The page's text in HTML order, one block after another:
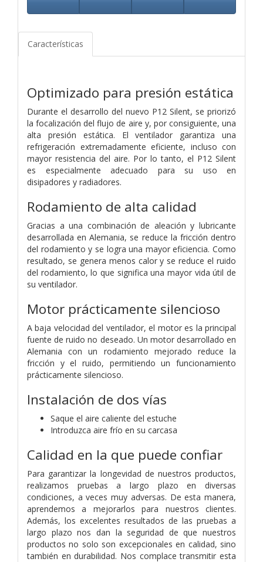
Características
Optimizado para presión estática
Durante el desarrollo del nuevo P12 Silent, se priorizó
la focalización del flujo de aire y, por consiguiente, una
alta presión estática. El ventilador garantiza una
refrigeración extremadamente eficiente, incluso con
mayor resistencia del aire. Por lo tanto, el P12 Silent
es especialmente adecuado para su uso en
disipadores y radiadores.
Rodamiento de alta calidad
Gracias a una combinación de aleación y lubricante
desarrollada en Alemania, se reduce la fricción dentro
del rodamiento y se logra una mayor eficiencia. Como
resultado, se genera menos calor y se reduce el ruido
del rodamiento, lo que significa una mayor vida útil de
su ventilador.
Motor prácticamente silencioso
A baja velocidad del ventilador, el motor es la principal
fuente de ruido no deseado. Un motor desarrollado en
Alemania con un rodamiento mejorado reduce la
fricción y el ruido, permitiendo un funcionamiento
prácticamente silencioso.
Instalación de dos vías
Saque el aire caliente del estuche
Introduzca aire frío en su carcasa
Calidad en la que puede confiar
Para garantizar la longevidad de nuestros productos,
realizamos pruebas a largo plazo en diversas
condiciones, a veces muy adversas. De esta manera,
aprendemos a mejorarlos para nuestros clientes.
Además, los excelentes resultados de las pruebas a
largo plazo nos dan la seguridad de que nuestros
productos no solo son excepcionales en calidad, sino
también en durabilidad. Nos complace transmitir esta